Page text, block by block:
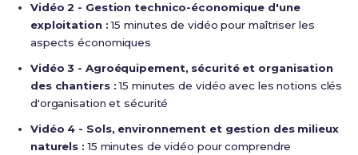
Vidéo 2 - Gestion technico-économique d'une
exploitation :15 minutes de vidéo pour maîtriser les
aspects économiques
Vidéo 3 - Agroéquipement, sécurité et organisation
des chantiers :15 minutes de vidéo avec les notions clés
d'organisation et sécurité
Vidéo 4 - Sols, environnement et gestion des milieux
naturels : 15 minutes de vidéo pour comprendre